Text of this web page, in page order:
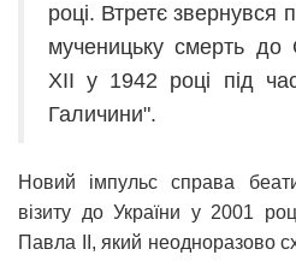
році. Втретє звернувся
мученицьку смерть до
ХІІ у 1942 році під час
Галичини".
Новий імпульс справа
візиту до України у 2001
Павла ІІ, який неодноразово